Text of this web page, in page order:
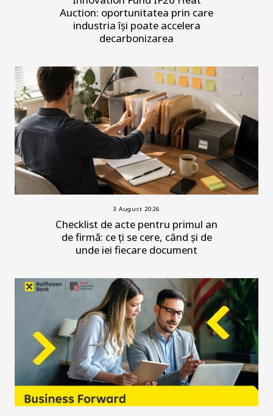
Auction: oportunitatea prin care
industria își poate accelera
decarbonizarea
3 August 2026
Checklist de acte pentru primul an
de firmă: ce ți se cere, când și de
unde iei fiecare document